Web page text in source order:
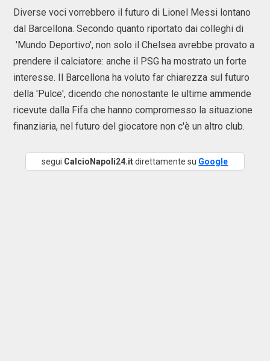
Diverse voci vorrebbero il futuro di Lionel Messi lontano
dal Barcellona. Secondo quanto riportato dai colleghi di
'Mundo Deportivo', non solo il Chelsea avrebbe provato a
prendere il calciatore: anche il PSG ha mostrato un forte
interesse. Il Barcellona ha voluto far chiarezza sul futuro
della 'Pulce', dicendo che nonostante le ultime ammende
ricevute dalla Fifa che hanno compromesso la situazione
finanziaria, nel futuro del giocatore non c'è un altro club.
segui CalcioNapoli24.itdirettamente su Google